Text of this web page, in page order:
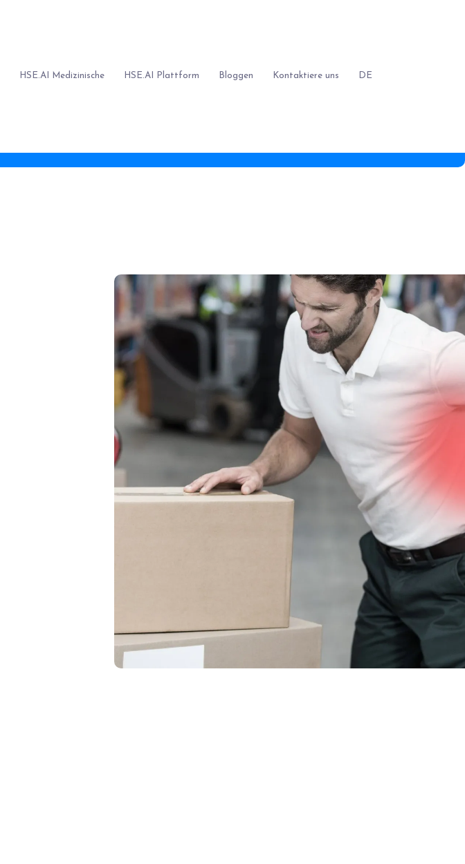
HSE.AI Medizinische HSE.AI Plattform Bloggen Kontaktiere uns DE